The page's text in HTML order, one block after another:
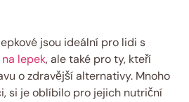
jsou ideální pro lidi s
lepek, ale také pro ty, kteří
o zdravější alternativy. Mnoho
si je oblíbilo pro jejich nutriční